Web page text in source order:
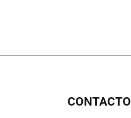
CONTACTO